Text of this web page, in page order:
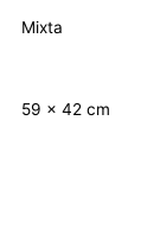
Mixta
59 x 42 cm